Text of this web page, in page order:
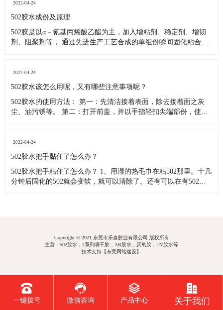
2022-04-24
502胶水成份及原理
502胶是以α－氰基丙烯酸乙酯为主，加入增粘剂、稳定剂、增韧
剂、阻聚剂等， 通过先进生产工艺合成的单组份瞬间固化粘合
分，在水性环境里。胶水中的高分子体（白胶中的
2022-04-24
502胶水该怎么用呢，又有哪些注意事项呢？
502胶水的使用方法： 第一：先清洁接着表面，除去接着面之灰
尘、油污锈等。 第二：打开前盖，并以手指轻扣尖端部份，使不
2022-04-24
502胶水把手黏住了怎么办？
502胶水把手粘住了怎么办？ 1、用湿的热毛巾在粘502那里。十几
分钟后固化的502就会变软，就可以清除了。还有可以在有502的
Copyright © 2021 东莞市乐秦胶业有限公司 版权所有
主营：502胶水，4系列瞬干胶，AB胶水，厌氧胶，UV胶水等
技术支持【东莞网站建设】
一键拨号 微信咨询 产品中心 关于我们